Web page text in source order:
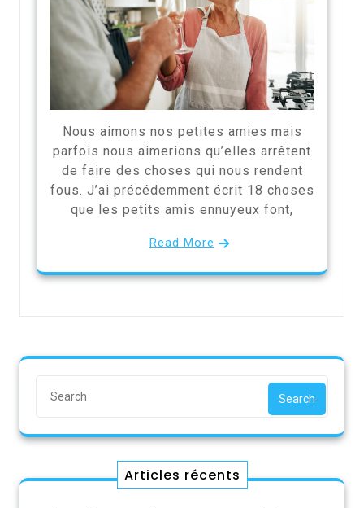
Nous aimons nos petites amies mais
parfois nous aimerions qu’elles arrêtent
de faire des choses qui nous rendent
fous. J’ai précédemment écrit 18 choses
que les petits amis ennuyeux font,
Read More
Search
Articles récents